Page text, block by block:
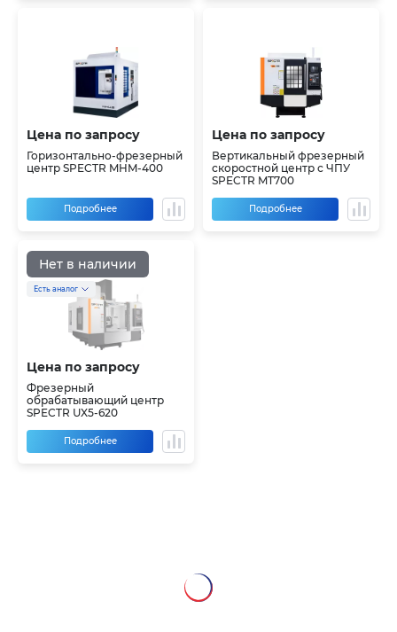
Цена по запросу
Горизонтально-фрезерный
центр SPECTR MHM-400
Подробнее
Цена по запросу
Вертикальный фрезерный
скоростной центр с ЧПУ
SPECTR MT700
Подробнее
Нет в наличии
Есть аналог
Цена по запросу
Фрезерный
обрабатывающий центр
SPECTR UX5-620
Подробнее